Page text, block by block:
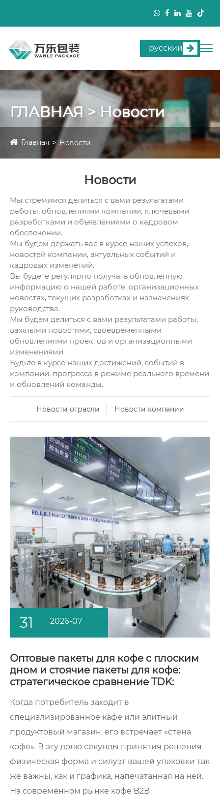
русский
ГЛАВНАЯ > Новости
Главная Новости
Новости
Мы стремимся делиться с вами результатами
работы, обновлениями компании, ключевыми
разработками и объявлениями о кадровом
обеспечении.
Мы будем держать вас в курсе наших успехов,
новостей компании, актуальных событий и
кадровых изменений.
Вы будете регулярно получать обновленную
информацию о нашей работе, организационных
новостях, текущих разработках и назначениях
руководства.
Мы будем делиться с вами результатами работы,
важными новостями, своевременными
обновлениями проектов и организационными
изменениями.
Будьте в курсе наших достижений, событий в
компании, прогресса в режиме реального времени
и обновлений команды.
Новости отрасли Новости компании
31 2026-07
Оптовые пакеты для кофе с плоским
дном и стоячие пакеты для кофе:
стратегическое сравнение TDK:
Когда потребитель заходит в
специализированное кафе или элитный
продуктовый магазин, его встречает «стена
кофе». В эту долю секунды принятия решения
физическая форма и силуэт вашей упаковки так
же важны, как и графика, напечатанная на ней.
На современном рынке кофе B2B